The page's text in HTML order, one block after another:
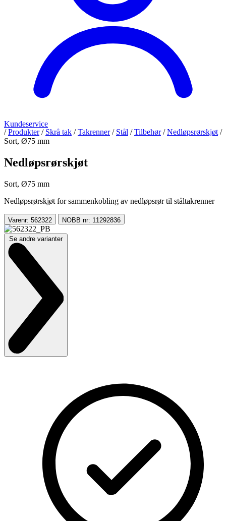
Kundeservice
/ Produkter / Skrå tak / Takrenner / Stål / Tilbehør / Nedløpsrørskjøt /
Sort, Ø75 mm
Nedløpsrørskjøt
Sort, Ø75 mm
Nedløpsrørskjøt for sammenkobling av nedløpsrør til ståltakrenner
Varenr: 562322 NOBB nr: 11292836
Se andre varianter